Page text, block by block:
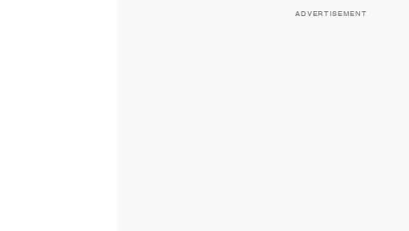
ADVERTISEMENT